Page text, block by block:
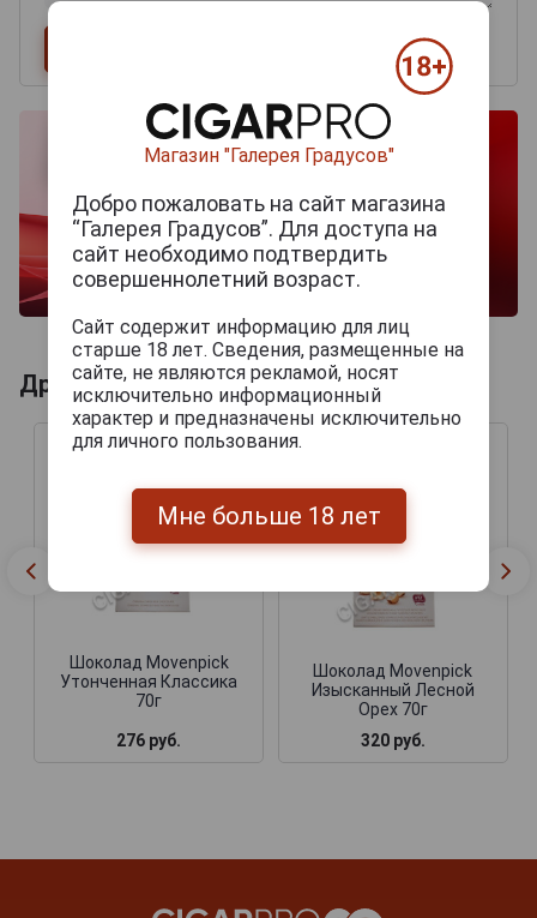
Другие продукты бренда MOVENPICK
Шоколад Movenpick
Утонченная Классика
70г
276 руб.
Шоколад Movenpick
Изысканный Лесной
Орех 70г
320 руб.
Магазин "Галерея Градусов"
Добро пожаловать на сайт магазина
“Галерея Градусов”. Для доступа на
сайт необходимо подтвердить
совершеннолетний возраст.
Сайт содержит информацию для лиц
старше 18 лет. Сведения, размещенные на
сайте, не являются рекламой, носят
исключительно информационный
характер и предназначены исключительно
для личного пользования.
Мне больше 18 лет